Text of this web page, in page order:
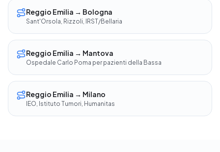
Reggio Emilia → Bologna
Sant'Orsola, Rizzoli, IRST/Bellaria
Reggio Emilia → Mantova
Ospedale Carlo Poma per pazienti della Bassa
Reggio Emilia → Milano
IEO, Istituto Tumori, Humanitas